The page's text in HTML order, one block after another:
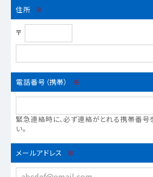
住所 ※
〒
電話番号（携帯） ※
緊急連絡時に、必ず連絡がとれる携帯番号
い。
メールアドレス ※